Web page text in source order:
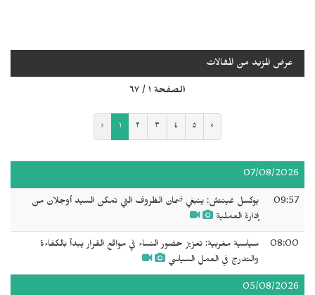
عرض المزيد من المقالات
الصفحة ١ / ٦٧
‹ ١ ٢ ٣ ٤ ٥ ›
07/08/2026
09:57
يوكسل غينتش: ينبغي ضمان الظروف التي تمكن السيد أوجلان من
إدارة العملية
08:00
سياسية مغربية: تعزيز حضور النساء في مواقع القرار يبدأ بالكفاءة
والتدرج في العمل السياسي
05/08/2026